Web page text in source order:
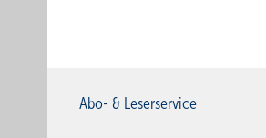
Abo- & Leserservice